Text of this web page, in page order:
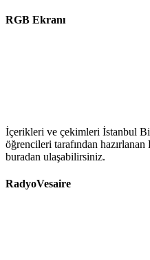
RGB Ekranı
İçerikleri ve çekimleri İstanbul
öğrencileri tarafından
buradan ulaşabilirsiniz.
RadyoVesaire